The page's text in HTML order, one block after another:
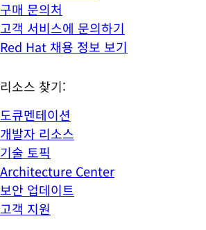
구매 문의처
고객 서비스에 문의하기
Red Hat 채용 정보 보기
리소스 찾기:
도큐멘테이션
개발자 리소스
기술 토픽
Architecture Center
보안 업데이트
고객 지원